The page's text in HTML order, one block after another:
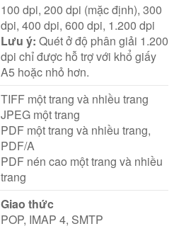
100 dpi, 200 dpi (mặc định), 300
dpi, 400 dpi, 600 dpi, 1.200 dpi
Lưu ý: Quét ở độ phân giải 1.200
dpi chỉ được hỗ trợ với khổ giấy
A5 hoặc nhỏ hơn.
TIFF một trang và nhiều trang
JPEG một trang
PDF một trang và nhiều trang,
PDF/A
PDF nén cao một trang và nhiều
trang
Giao thức
POP, IMAP 4, SMTP